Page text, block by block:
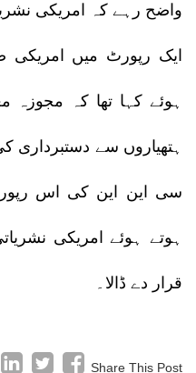
واضح رہے کہ امریکی
ایک رپورٹ میں
ہوئے کہا تھا کہ مجوزہ
ہتھیاروں سے
سی این این کی اس
ہوتے ہوئے امریکی
قرار دے ڈالا۔
Share This Post